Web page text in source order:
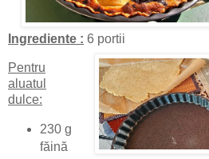
Ingrediente : 6 portii
Pentru
aluatul
dulce:
230 g
făină